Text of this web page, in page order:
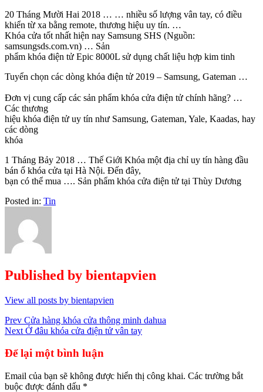
20 Tháng Mười Hai 2018 … … nhiều số lượng vân tay, có điều
khiển từ xa bằng remote, thương hiệu uy tín. …
Khóa cửa tốt nhất hiện nay Samsung SHS (Nguồn:
samsungsds.com.vn) … Sản
phẩm khóa điện tử Epic 8000L sử dụng chất liệu hợp kim tinh
Tuyển chọn các dòng khóa điện tử 2019 – Samsung, Gateman …
Đơn vị cung cấp các sản phẩm khóa cửa điện tử chính hãng? …
Các thương
hiệu khóa điện tử uy tín như Samsung, Gateman, Yale, Kaadas, hay
các dòng
khóa
1 Tháng Bảy 2018 … Thế Giới Khóa một địa chỉ uy tín hàng đầu
bán ổ khóa cửa tại Hà Nội. Đến đây,
bạn có thể mua …. Sản phẩm khóa cửa điện tử tại Thùy Dương
Posted in: Tin
Published by bientapvien
View all posts by bientapvien
Điều
hướng
bài
viết
Prev Cửa hàng khóa cửa thông minh dahua
Next Ở đâu khóa cửa điện tử vân tay
Để lại một bình luận
Email của bạn sẽ không được hiển thị công khai. Các trường bắt
buộc được đánh dấu *